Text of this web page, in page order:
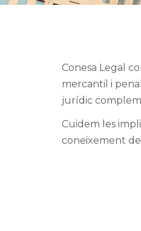
Conesa Legal
mercantil i
jurídic
Cuidem les
coneixement